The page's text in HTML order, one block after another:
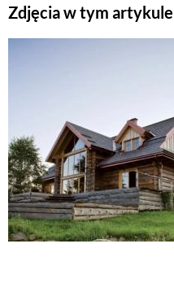
Zdjęcia w tym artykule